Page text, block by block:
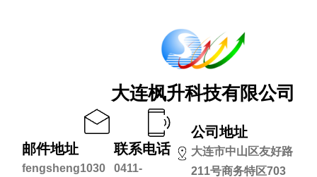
大连枫升科技有限公司
邮件地址
fengsheng1030
联系电话
0411-
公司地址
大连市中山区友好路
211号商务特区703